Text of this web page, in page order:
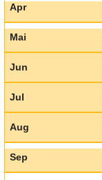
Apr
Mai
Jun
Jul
Aug
Sep